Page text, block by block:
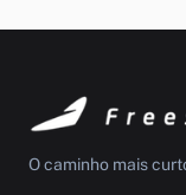
O caminho mais